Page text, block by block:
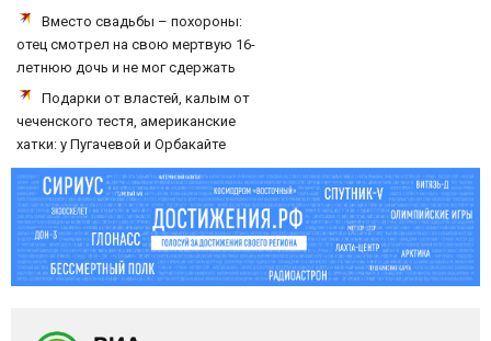
Вместо свадьбы – похороны:
отец смотрел на свою мертвую 16-
летнюю дочь и не мог сдержать
слезыПодарки от властей, калым от
чеченского тестя, американские
хатки: у Пугачевой и Орбакайте
домов и квартир насчитали на 3
млрд рублей